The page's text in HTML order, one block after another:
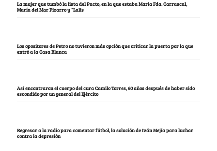
La mujer que tumbó la lista del Pacto, en la que estaba María Fda. Carrascal,
María del Mar Pizarro y “Lalis
Los opositores de Petro no tuvieron más opción que criticar la puerta por la que
entró a la Casa Blanca
Así encontraron el cuerpo del cura Camilo Torres, 60 años después de haber sido
escondido por un general del Ejército
Regresar a la radio para comentar fútbol, la solución de Iván Mejía para luchar
contra la depresión